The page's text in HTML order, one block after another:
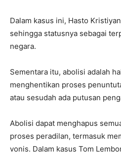
Dalam kasus ini, Hasto
sehingga statusnya sebagai
negara.
Sementara itu, abolisi adalah
menghentikan proses
atau sesudah ada putusan
Abolisi dapat menghapus
proses peradilan, termasuk
vonis. Dalam kasus Tom